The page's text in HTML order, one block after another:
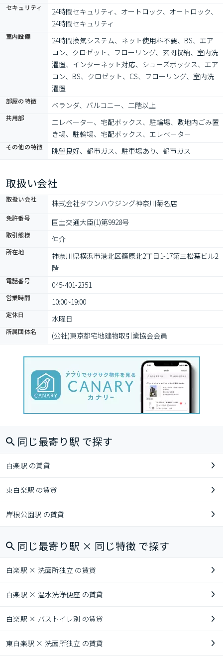
セキュリティ
24時間セキュリティ、オートロック、オートロック、
24時間セキュリティ
室内設備
24時間換気システム、ネット使用料不要、BS、エア
コン、クロゼット、フローリング、玄関収納、室内洗
濯置、インターネット対応、シューズボックス、エア
コン、BS、クロゼット、CS、フローリング、室内洗
濯置
部屋の特徴 ベランダ、バルコニー、二階以上
共用部
エレベーター、宅配ボックス、駐輪場、敷地内ごみ置
き場、駐輪場、宅配ボックス、エレベーター
その他の特徴 眺望良好、都市ガス、駐車場あり、都市ガス
取扱い会社
取扱い会社 株式会社タウンハウジング神奈川菊名店
免許番号 国土交通大臣(1)第9928号
取引態様 仲介
所在地
神奈川県横浜市港北区篠原北2丁目1-17第三松葉ビル2
階
電話番号 045-401-2351
営業時間 10:00~19:00
定休日 水曜日
所属団体名 (公社)東京都宅地建物取引業協会会員
同じ最寄り駅 で探す
白楽駅 の賃貸
東白楽駅 の賃貸
岸根公園駅 の賃貸
同じ最寄り駅 × 同じ特徴 で探す
白楽駅 × 洗面所独立 の賃貸
白楽駅 × 温水洗浄便座 の賃貸
白楽駅 × バストイレ別 の賃貸
東白楽駅 × 洗面所独立 の賃貸